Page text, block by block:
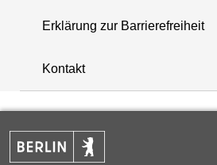
+
−
Erklärung zur Barrierefreiheit
Kontakt